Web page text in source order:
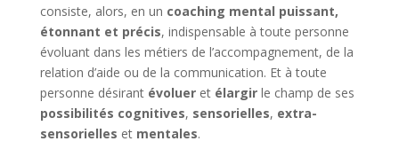
consiste, alors, en un coaching mental puissant,
étonnant et précis, indispensable à toute personne
évoluant dans les métiers de l’accompagnement, de la
relation d’aide ou de la communication. Et à toute
personne désirant évoluer et élargirle champ de ses
possibilités cognitives, sensorielles, extra-
sensorielles et mentales.